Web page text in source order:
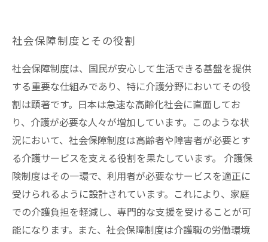
社会保障制度とその役割
社会保障制度は、国民が安心して生活できる基盤を提供
する重要な仕組みであり、特に介護分野においてその役
割は顕著です。日本は急速な高齢化社会に直面してお
り、介護が必要な人々が増加しています。このような状
況において、社会保障制度は高齢者や障害者が必要とす
る介護サービスを支える役割を果たしています。 介護保
険制度はその一環で、利用者が必要なサービスを適正に
受けられるように設計されています。これにより、家庭
での介護負担を軽減し、専門的な支援を受けることが可
能になります。また、社会保障制度は介護職の労働環境